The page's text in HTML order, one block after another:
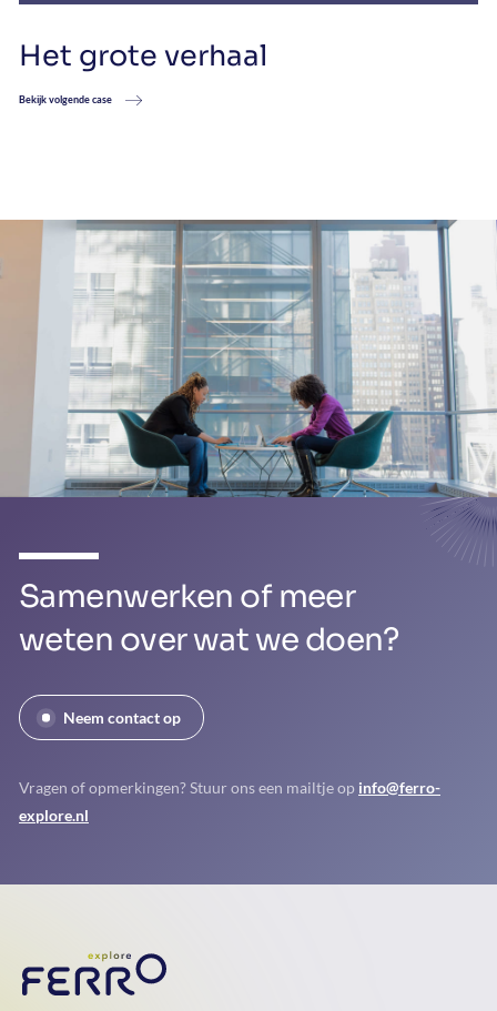
Het grote verhaal
Bekijk volgende case
Samenwerken of meer
weten over wat we doen?
Neem contact op
Vragen of opmerkingen? Stuur ons een mailtje op info@ferro-
explore.nl